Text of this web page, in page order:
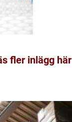
fler inlägg här